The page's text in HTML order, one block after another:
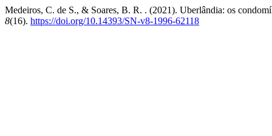
Medeiros, C. de S., & Soares, B. R. . (2021). Uberlândia: os
8(16). https://doi.org/10.14393/SN-v8-1996-62118